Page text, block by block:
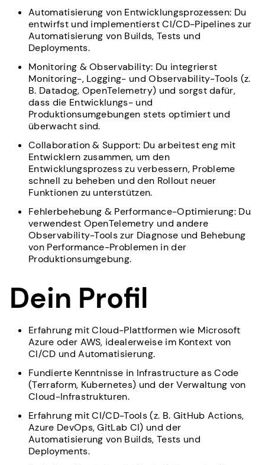
Automatisierung von Entwicklungsprozessen: Du
entwirfst und implementierst CI/CD-Pipelines zur
Automatisierung von Builds, Tests und
Deployments.
Monitoring & Observability: Du integrierst
Monitoring-, Logging- und Observability-Tools (z.
B. Datadog, OpenTelemetry) und sorgst dafür,
dass die Entwicklungs- und
Produktionsumgebungen stets optimiert und
überwacht sind.
Collaboration & Support: Du arbeitest eng mit
Entwicklern zusammen, um den
Entwicklungsprozess zu verbessern, Probleme
schnell zu beheben und den Rollout neuer
Funktionen zu unterstützen.
Fehlerbehebung & Performance-Optimierung: Du
verwendest OpenTelemetry und andere
Observability-Tools zur Diagnose und Behebung
von Performance-Problemen in der
Produktionsumgebung.
Dein Profil
Erfahrung mit Cloud-Plattformen wie Microsoft
Azure oder AWS, idealerweise im Kontext von
CI/CD und Automatisierung.
Fundierte Kenntnisse in Infrastructure as Code
(Terraform, Kubernetes) und der Verwaltung von
Cloud-Infrastrukturen.
Erfahrung mit CI/CD-Tools (z. B. GitHub Actions,
Azure DevOps, GitLab CI) und der
Automatisierung von Builds, Tests und
Deployments.